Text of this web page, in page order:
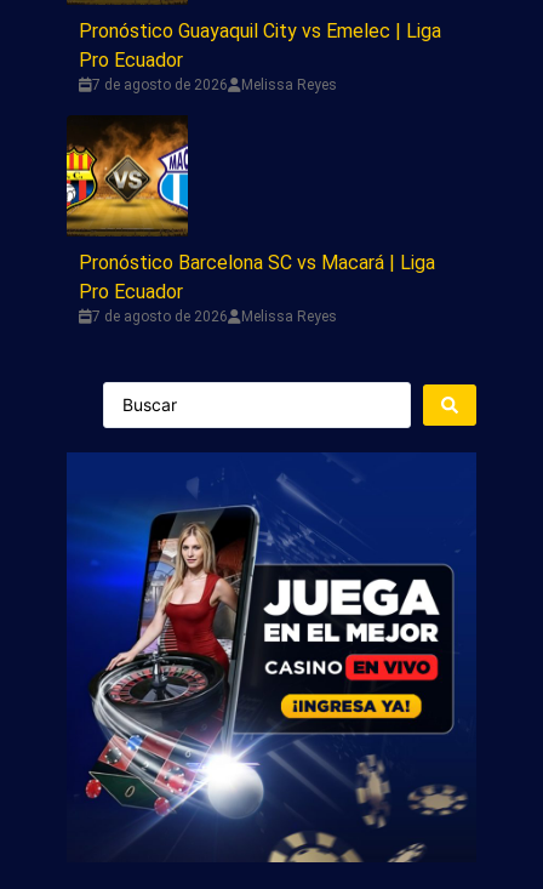
Pronóstico Guayaquil City vs Emelec | Liga
Pro Ecuador
7 de agosto de 2026 Melissa Reyes
Pronóstico Barcelona SC vs Macará | Liga
Pro Ecuador
7 de agosto de 2026 Melissa Reyes